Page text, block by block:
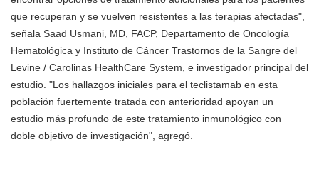
que recuperan y se vuelven resistentes a las terapias afectadas",
señala Saad Usmani, MD, FACP, Departamento de Oncología
Hematológica y Instituto de Cáncer Trastornos de la Sangre del
Levine / Carolinas HealthCare System, e investigador principal del
estudio. "Los hallazgos iniciales para el teclistamab en esta
población fuertemente tratada con anterioridad apoyan un
estudio más profundo de este tratamiento inmunológico con
doble objetivo de investigación", agregó.